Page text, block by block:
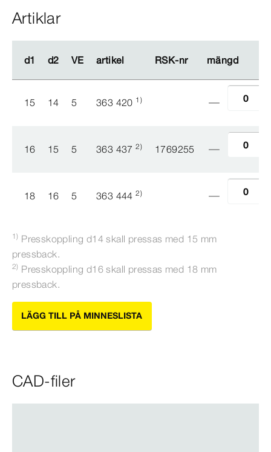
Artiklar
d1 d2 VE artikel RSK-​nr mängd
d1 d2 VE artikel RSK-​nr mängd
15 14 5 363 420 1)
16 15 5 363 4372) 1769255
18 16 5 363 4442)
1) Presskoppling d14 skall pressas med 15 mm
pressback.
2) Presskoppling d16 skall pressas med 18 mm
pressback.
LÄGG TILL PÅ MINNESLISTA
CAD-filer